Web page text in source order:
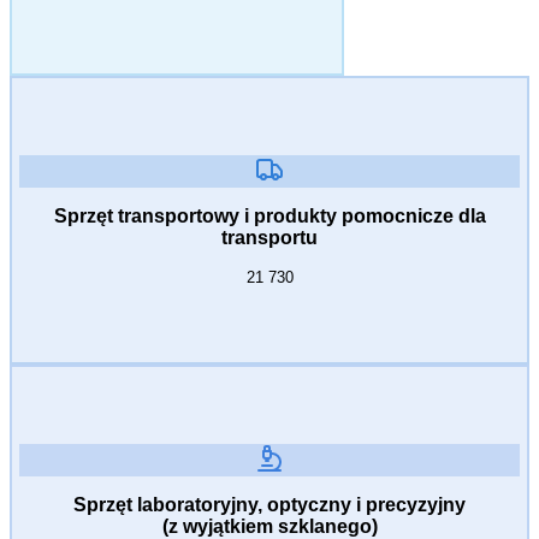
Sprzęt transportowy i produkty pomocnicze dla
transportu
21 730
Sprzęt laboratoryjny, optyczny i precyzyjny
(z wyjątkiem szklanego)